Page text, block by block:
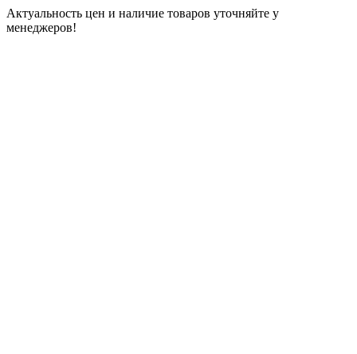
Актуальность цен и наличие товаров уточняйте у
менеджеров!